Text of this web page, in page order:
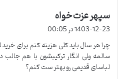
سپهر عزت خواهف
:
1403-12-23 در 00:05
چرا هر سال باید کلی هزینه کنم برای
سالمه ولی انگار ترکیبشون با هم
لباسای قدیمی رو بهتر ست کنم؟